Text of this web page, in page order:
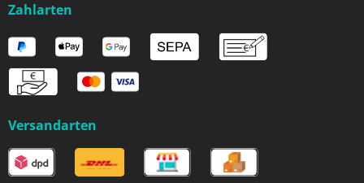
Zahlarten
Versandarten